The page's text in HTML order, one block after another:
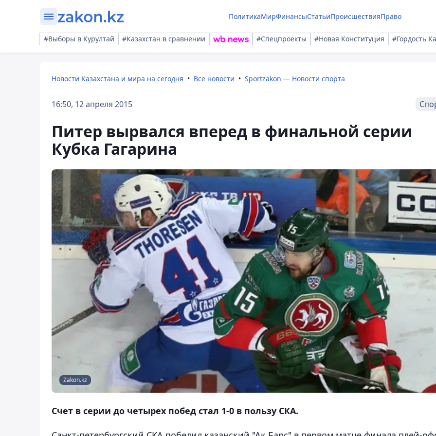
ПолитикаМирФинансыСтатьиПроисшествияПраво
#Выборы в Курултай #Казахстан в сравнении #Спецпроекты #Новая Конституция #Гордость
Новости Казахстана и мира на сегодня Все новости Sportzakon — Новости спорта
16:50, 12 апреля 2015
Питер вырвался вперед в финальной серии
Кубка Гагарина
Zakon.kz
Счет в серии до четырех побед стал 1-0 в пользу СКА.